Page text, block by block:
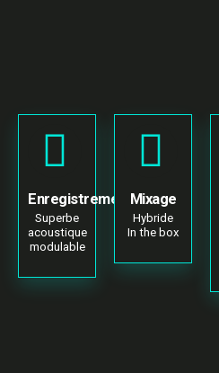
Enregistrement
Superbe
acoustique
modulable
Mixage
Hybride
In the box